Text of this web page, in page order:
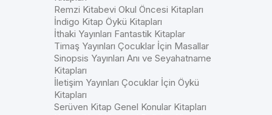
Remzi Kitabevi Okul Öncesi Kitapları
İndigo Kitap Öykü Kitapları
İthaki Yayınları Fantastik Kitaplar
Timaş Yayınları Çocuklar İçin Masallar
Sinopsis Yayınları Anı ve Seyahatname
Kitapları
İletişim Yayınları Çocuklar İçin Öykü
Kitapları
Serüven Kitap Genel Konular Kitapları